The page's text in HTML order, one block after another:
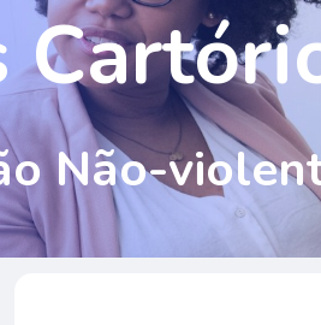
Cartóri
o Não-violen